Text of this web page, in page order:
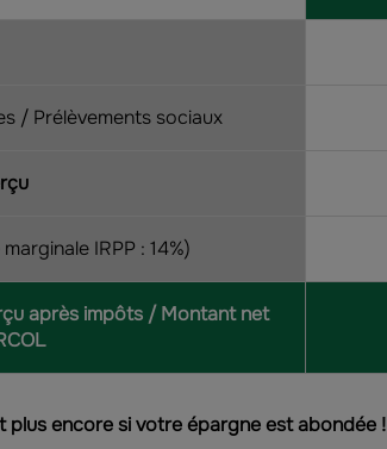
/ Prélèvements sociaux
IRPP : 14%)
après impôts / Montant net
plus encore si votre épargne est abondée !